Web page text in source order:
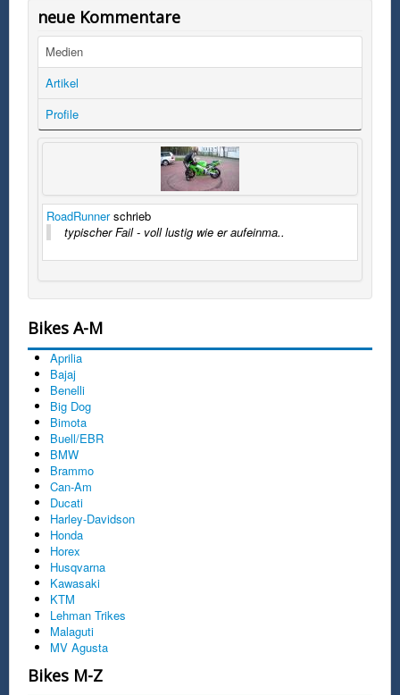
neue Kommentare
Medien
Artikel
Profile
RoadRunnerschrieb
typischer Fail - voll lustig wie er aufeinma..
Bikes A-M
Aprilia
Bajaj
Benelli
Big Dog
Bimota
Buell/EBR
BMW
Brammo
Can-Am
Ducati
Harley-Davidson
Honda
Horex
Husqvarna
Kawasaki
KTM
Lehman Trikes
Malaguti
MV Agusta
Bikes M-Z